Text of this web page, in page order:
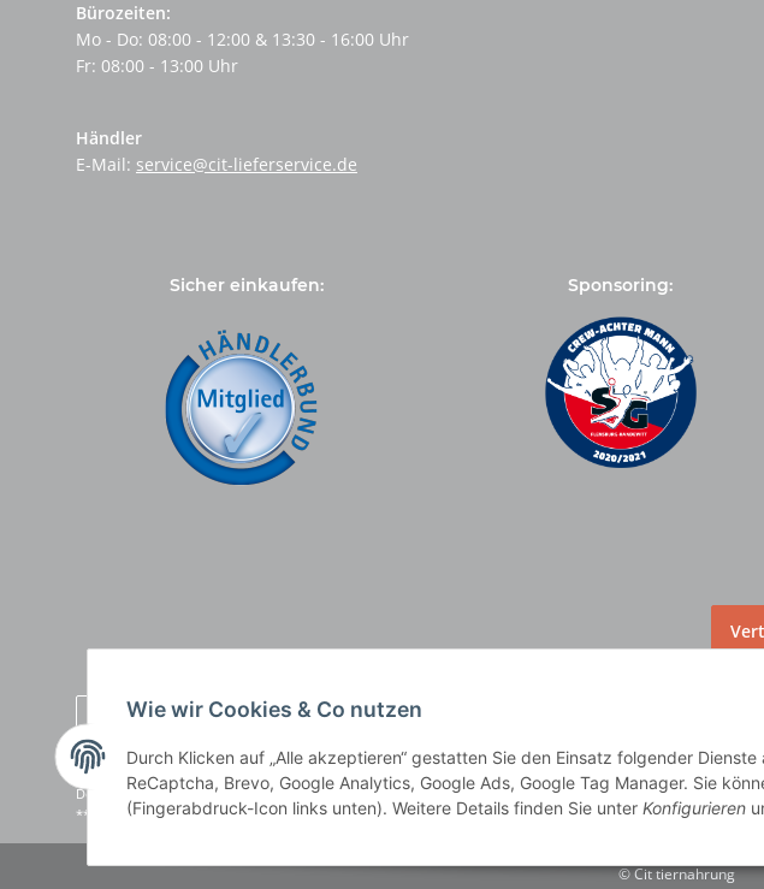
Bürozeiten:
Mo - Do: 08:00 - 12:00 & 13:30 - 16:00 Uhr
Fr: 08:00 - 13:00 Uhr
Händler
E-Mail: service@cit-lieferservice.de
Sicher einkaufen: Sponsoring:
* Alle Preise inkl. gesetzlicher USt., zzgl. Versand
Mindermengenzuschlag
Der Gesamtpreis ist abhängig vom Mehrwertsteuersatz des Lieferlandes.
** gilt für Lieferungen innerhalb Deutschlands, Lieferbedingungen für andere Länder entnehmen Sie bitte
© Cit tiernahrung
Wie wir Cookies & Co nutzen
Durch Klicken auf „Alle akzeptieren“ gestatten Sie den Einsatz folgender Dienste
ReCaptcha, Brevo, Google Analytics, Google Ads, Google Tag Manager. Sie
(Fingerabdruck-Icon links unten). Weitere Details finden Sie unter Konfigurieren